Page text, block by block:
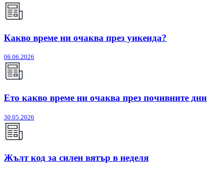
Какво време ни очаква през уикенда?
06.06.2026
Ето какво време ни очаква през почивните дни
30.05.2026
Жълт код за силен вятър в неделя